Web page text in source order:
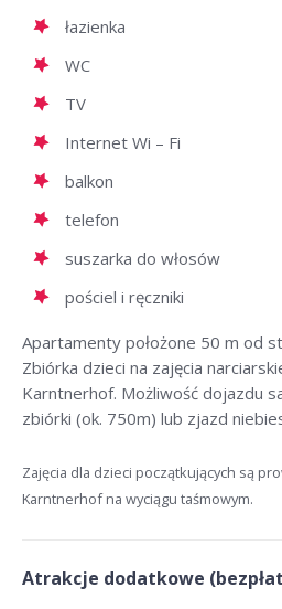
łazienka
WC
TV
Internet Wi – Fi
balkon
telefon
suszarka do włosów
pościel i ręczniki
Apartamenty położone 50 m od
Zbiórka dzieci na zajęcia
Karntnerhof. Możliwość dojazdu
zbiórki (ok. 750m) lub zjazd
Zajęcia dla dzieci początkujących są
Karntnerhof na wyciągu taśmowym.
Atrakcje dodatkowe